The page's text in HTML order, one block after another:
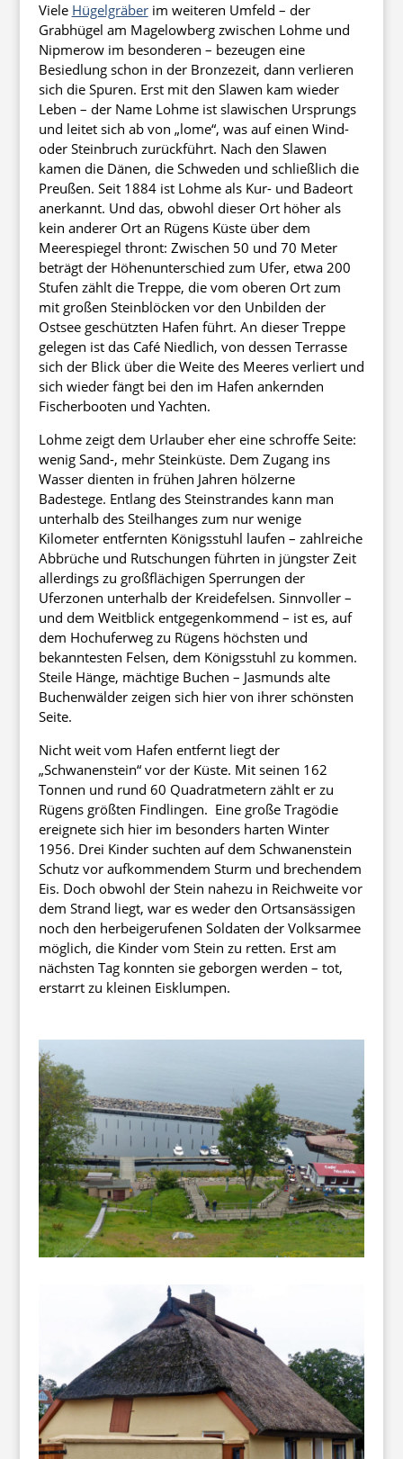
Viele Hügelgräberim weiteren Umfeld – der
Grabhügel am Magelowberg zwischen Lohme und
Nipmerow im besonderen – bezeugen eine
Besiedlung schon in der Bronzezeit, dann verlieren
sich die Spuren. Erst mit den Slawen kam wieder
Leben – der Name Lohme ist slawischen Ursprungs
und leitet sich ab von „lome“, was auf einen Wind-
oder Steinbruch zurückführt. Nach den Slawen
kamen die Dänen, die Schweden und schließlich die
Preußen. Seit 1884 ist Lohme als Kur- und Badeort
anerkannt. Und das, obwohl dieser Ort höher als
kein anderer Ort an Rügens Küste über dem
Meerespiegel thront: Zwischen 50 und 70 Meter
beträgt der Höhenunterschied zum Ufer, etwa 200
Stufen zählt die Treppe, die vom oberen Ort zum
mit großen Steinblöcken vor den Unbilden der
Ostsee geschützten Hafen führt. An dieser Treppe
gelegen ist das Café Niedlich, von dessen Terrasse
sich der Blick über die Weite des Meeres verliert und
sich wieder fängt bei den im Hafen ankernden
Fischerbooten und Yachten.
Lohme zeigt dem Urlauber eher eine schroffe Seite:
wenig Sand-, mehr Steinküste. Dem Zugang ins
Wasser dienten in frühen Jahren hölzerne
Badestege. Entlang des Steinstrandes kann man
unterhalb des Steilhanges zum nur wenige
Kilometer entfernten Königsstuhl laufen – zahlreiche
Abbrüche und Rutschungen führten in jüngster Zeit
allerdings zu großflächigen Sperrungen der
Uferzonen unterhalb der Kreidefelsen. Sinnvoller –
und dem Weitblick entgegenkommend – ist es, auf
dem Hochuferweg zu Rügens höchsten und
bekanntesten Felsen, dem Königsstuhl zu kommen.
Steile Hänge, mächtige Buchen – Jasmunds alte
Buchenwälder zeigen sich hier von ihrer schönsten
Seite.
Nicht weit vom Hafen entfernt liegt der
„Schwanenstein“ vor der Küste. Mit seinen 162
Tonnen und rund 60 Quadratmetern zählt er zu
Rügens größten Findlingen. Eine große Tragödie
ereignete sich hier im besonders harten Winter
1956. Drei Kinder suchten auf dem Schwanenstein
Schutz vor aufkommendem Sturm und brechendem
Eis. Doch obwohl der Stein nahezu in Reichweite vor
dem Strand liegt, war es weder den Ortsansässigen
noch den herbeigerufenen Soldaten der Volksarmee
möglich, die Kinder vom Stein zu retten. Erst am
nächsten Tag konnten sie geborgen werden – tot,
erstarrt zu kleinen Eisklumpen.